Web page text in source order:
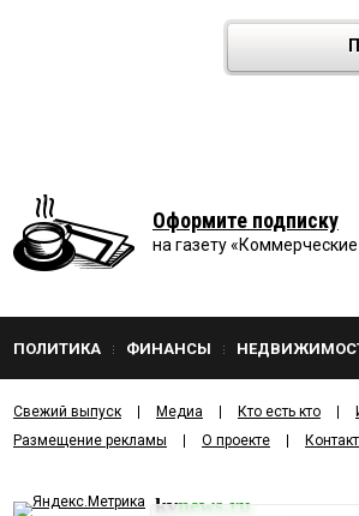
Оформите подписку
на газету «Коммерческие
ПОЛИТИКА ФИНАНСЫ
Свежий выпуск Медиа Кто есть кто
Размещение рекламы
О проекте
kvnews.ru